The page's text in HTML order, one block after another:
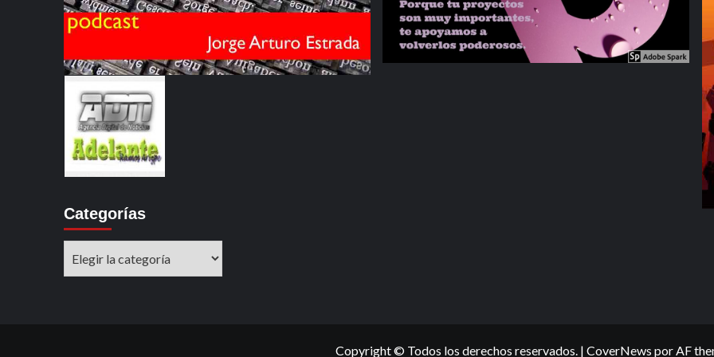
Categorías
Copyright © Todos los derechos reservados. | CoverNews por AF